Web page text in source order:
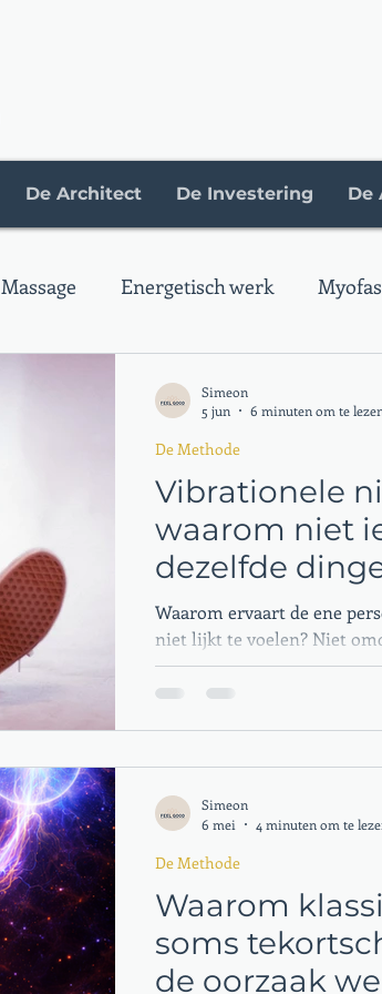
De Architect De Investering De
Massage Energetisch werk
Vibrationele
waarom niet
dezelfde
maar wel kan
Waarom ervaart de ene
niet lijkt te voelen? Niet
bijzondere gave heeft —
niveau van zijn systeem
door je Bron. Blokkades
niveauverschil van 2 of
waarom zelfs hechte
verwateren.
De Methode
Simeon
5 jun
6 minuten om te
Waarom
soms
de oorzaak
De Methode
Simeon
6 mei
4 minuten om te